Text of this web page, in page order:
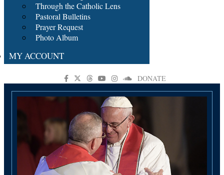
Through the Catholic Lens
Pastoral Bulletins
Prayer Request
Photo Album
MY ACCOUNT
DONATE